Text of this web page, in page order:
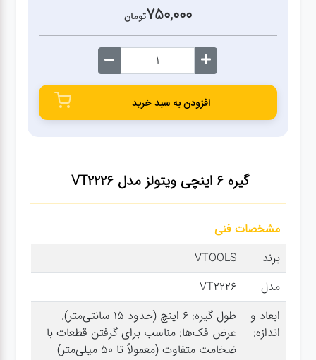
صفحه
کیف و
جبعه
ابزار
انواع
باتری ها
گیره 6 اینچی ویتولز مدل VT2226
مشخصات فنی
برند
VTOOLS
مدل
VT2226
ابعاد و
اندازه:
طول گیره: 6 اینچ (حدود 15 سانتی‌متر).
عرض فک‌ها: مناسب برای گرفتن قطعات با
ضخامت متفاوت (معمولاً تا 50 میلی‌متر)
750,000تومان
افزودن به سبد خرید